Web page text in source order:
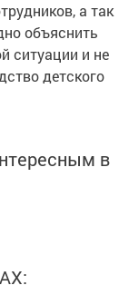
а так
объяснить
ситуации и не
детского
в